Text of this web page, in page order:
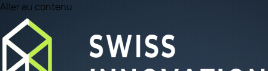
Aller au contenu